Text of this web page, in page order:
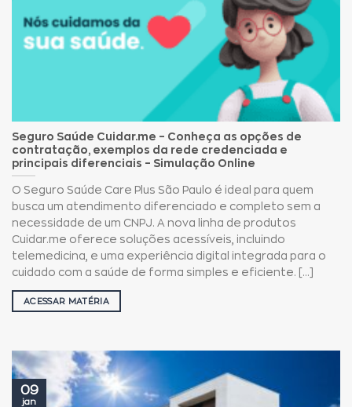
Seguro Saúde Cuidar.me – Conheça as opções de
contratação, exemplos da rede credenciada e
principais diferenciais – Simulação Online
O Seguro Saúde Care Plus São Paulo é ideal para quem
busca um atendimento diferenciado e completo sem a
necessidade de um CNPJ. A nova linha de produtos
Cuidar.me oferece soluções acessíveis, incluindo
telemedicina, e uma experiência digital integrada para o
cuidado com a saúde de forma simples e eficiente. [...]
ACESSAR MATÉRIA
09
jan